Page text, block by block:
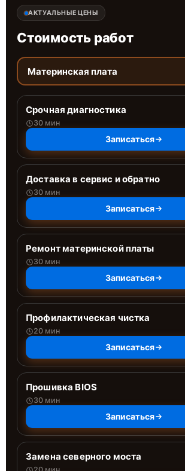
АКТУАЛЬНЫЕ ЦЕНЫ
Стоимость работ
Материнская плата
Срочная диагностика
30 мин
Записаться
Доставка в сервис и обратно
30 мин
Записаться
Ремонт материнской платы
30 мин
Записаться
Профилактическая чистка
20 мин
Записаться
Прошивка BIOS
30 мин
Записаться
Замена северного моста